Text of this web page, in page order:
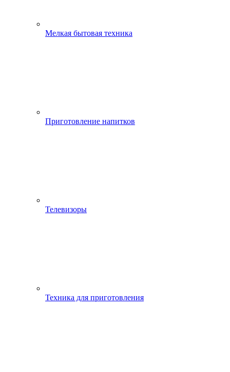
Мелкая бытовая техника
Приготовление напитков
Телевизоры
Техника для приготовления